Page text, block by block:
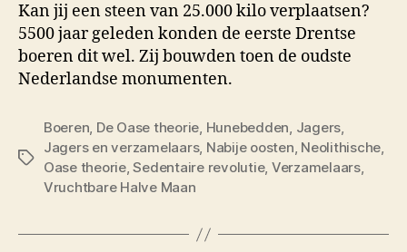
Kan jij een steen van 25.000 kilo verplaatsen?
5500 jaar geleden konden de eerste Drentse
boeren dit wel. Zij bouwden toen de oudste
Nederlandse monumenten.
Tags
Boeren, De Oase theorie, Hunebedden, Jagers,
Jagers en verzamelaars, Nabije oosten, Neolithische,
Oase theorie,Sedentaire revolutie, Verzamelaars,
Vruchtbare Halve Maan